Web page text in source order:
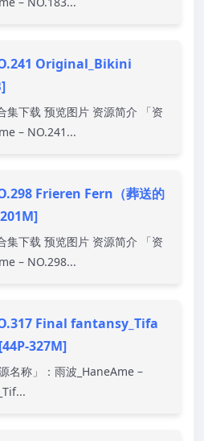
Original_Bikini
下载 预览图片 资源简介 「资
– NO.241...
Frieren Fern（葬送的
下载 预览图片 资源简介 「资
– NO.298...
Final fantansy_Tifa
327M]
名称」：雨波_HaneAme –